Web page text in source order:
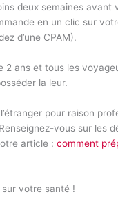
deux semaines avant
en un clic sur
d’une CPAM).
2 ans et tous les
la leur.
pour raison
vous sur les
article : comment
votre santé !